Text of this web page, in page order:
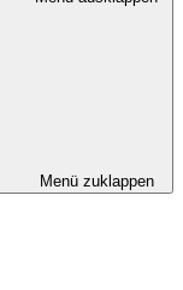
Menü zuklappen